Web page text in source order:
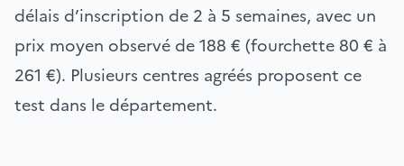
délais d’inscription de 2 à 5 semaines, avec un
prix moyen observé de 188 € (fourchette 80 € à
261 €). Plusieurs centres agréés proposent ce
test dans le département.